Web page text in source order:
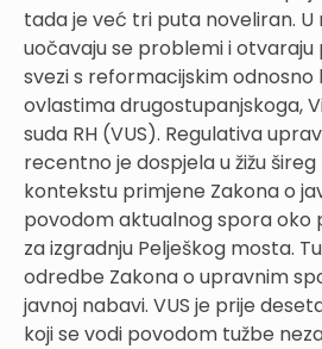
tada je već tri puta noveliran. U
uočavaju se problemi i otvaraju
svezi s reformacijskim odnosno
ovlastima drugostupanjskoga,
suda RH (VUS). Regulativa
recentno je dospjela u žižu
kontekstu primjene Zakona o
povodom aktualnog spora oko
za izgradnju Pelješkog mosta.
odredbe Zakona o upravnim
javnoj nabavi. VUS je prije
koji se vodi povodom tužbe